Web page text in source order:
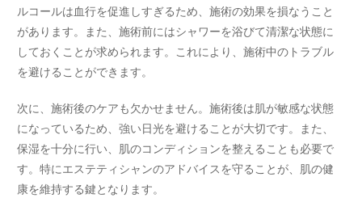
ルコールは血行を促進しすぎるため、施術の効果を損なうこと
があります。また、施術前にはシャワーを浴びて清潔な状態に
しておくことが求められます。これにより、施術中のトラブル
を避けることができます。
次に、施術後のケアも欠かせません。施術後は肌が敏感な状態
になっているため、強い日光を避けることが大切です。また、
保湿を十分に行い、肌のコンディションを整えることも必要で
す。特にエステティシャンのアドバイスを守ることが、肌の健
康を維持する鍵となります。